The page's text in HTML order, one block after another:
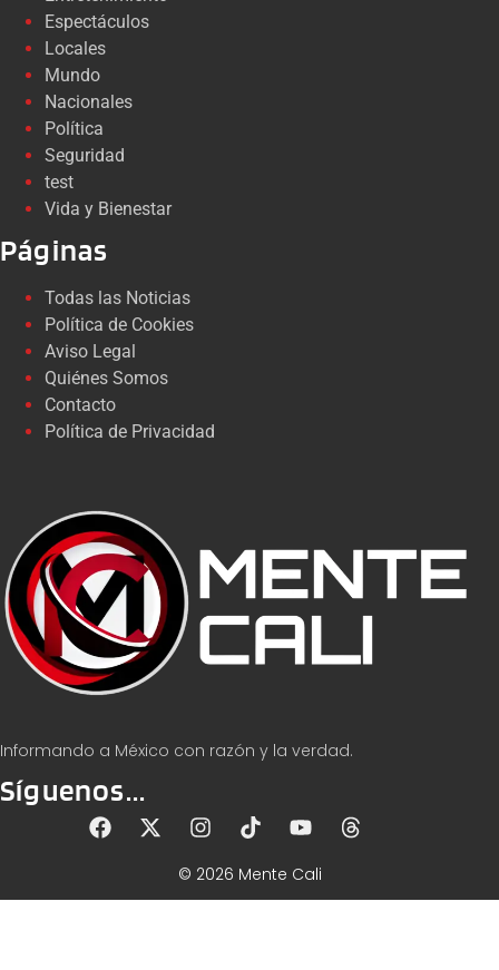
Informando a México con razón y la verdad.
Síguenos...
Espectáculos
Locales
Mundo
Nacionales
Política
Seguridad
test
Vida y Bienestar
Páginas
Todas las Noticias
Política de Cookies
Aviso Legal
Quiénes Somos
Contacto
Política de Privacidad
© 2026 Mente Cali